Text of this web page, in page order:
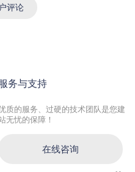
评论
务与支持
质的服务、过硬的技术团队是您建
无忧的保障！
在线咨询